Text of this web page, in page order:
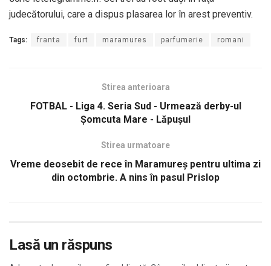
judecătorului, care a dispus plasarea lor în arest preventiv.
Tags: franta furt maramures parfumerie romani
Stirea anterioara
FOTBAL - Liga 4. Seria Sud - Urmează derby-ul
Șomcuta Mare - Lăpușul
Stirea urmatoare
Vreme deosebit de rece în Maramureş pentru ultima zi
din octombrie. A nins în pasul Prislop
Lasă un răspuns